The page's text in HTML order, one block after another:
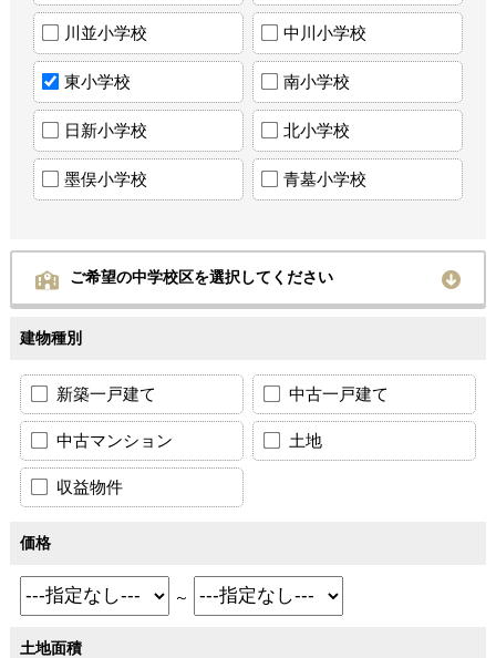
川並小学校 中川小学校
東小学校 南小学校
日新小学校 北小学校
墨俣小学校 青墓小学校
ご希望の中学校区を選択してください
建物種別
新築一戸建て 中古一戸建て
中古マンション 土地
収益物件
価格
～
土地面積